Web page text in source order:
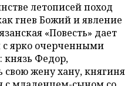
летописей поход
гнев Божий и явление
«Повесть» дает
с ярко очерченными
князь Федор,
жену хану, княгиня